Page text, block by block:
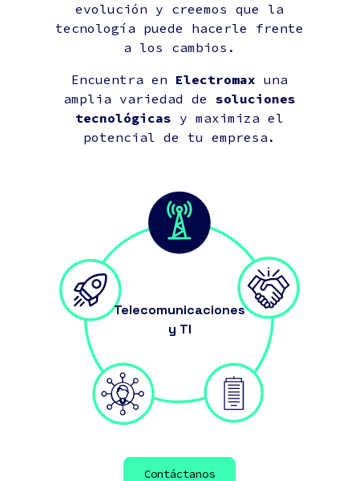
evolución y creemos que la
tecnología puede hacerle frente
a los cambios.
Encuentra en Electromax una
amplia variedad de soluciones
tecnológicas y maximiza el
potencial de tu empresa.
Telecomunicaciones
y TI
Contáctanos